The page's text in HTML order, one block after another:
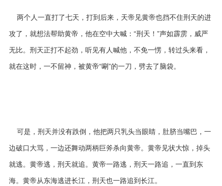
两个人一直打了七天，打到后来，天帝见黄帝也挡不住刑天的进
攻了，就想法帮助黄帝，他在空中大喊：“刑天！”声如霹雳，威严
无比。刑天正打不起劲，听见有人喊他，不免一愣，转过头来看，
就在这时，一不留神，被黄帝“唰”的一刀，劈去了脑袋。
可是，刑天并没有跌倒，他把两只乳头当眼睛，肚脐当嘴巴，一
边破口大骂，一边还舞动两柄巨斧杀向黄帝。黄帝见状大惊，掉头
就逃。黄帝逃，刑天就追。黄帝一路逃，刑天一路追，一直到东
海。黄帝从东海逃进长江，刑天也一路追到长江。